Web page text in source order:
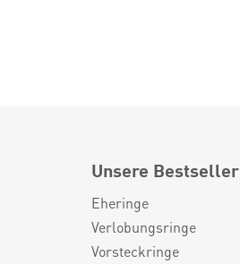
Unsere Bestseller
Eheringe
Verlobungsringe
Vorsteckringe